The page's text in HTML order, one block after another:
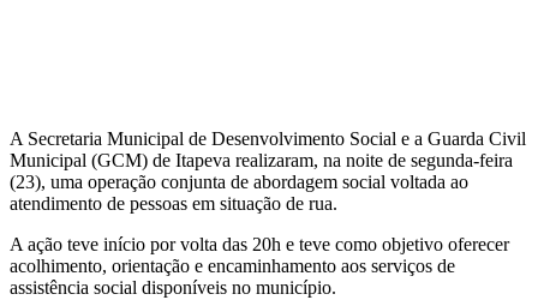
A Secretaria Municipal de Desenvolvimento Social e a Guarda Civil
Municipal (GCM) de Itapeva realizaram, na noite de segunda-feira
(23), uma operação conjunta de abordagem social voltada ao
atendimento de pessoas em situação de rua.
A ação teve início por volta das 20h e teve como objetivo oferecer
acolhimento, orientação e encaminhamento aos serviços de
assistência social disponíveis no município.